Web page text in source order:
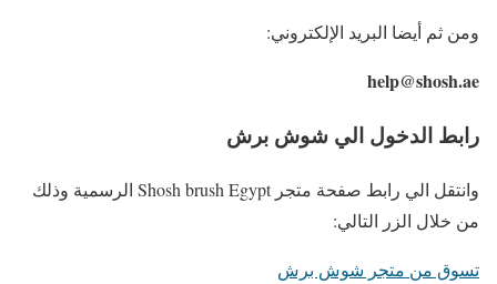
ومن ثم أيضا البريد الإلكتروني:
help@shosh.ae
رابط الدخول الي شوش برش
وانتقل الي رابط صفحة متجر Shosh brush Egypt الرسمية وذلك
من خلال الزر التالي:
تسوق من متجر شوش برش